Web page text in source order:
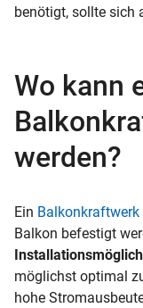
benötigt, sollte sich
Wo kann
werden?
Ein Balkonkraftwerk
Balkon befestigt
möglichst optimal
hohe